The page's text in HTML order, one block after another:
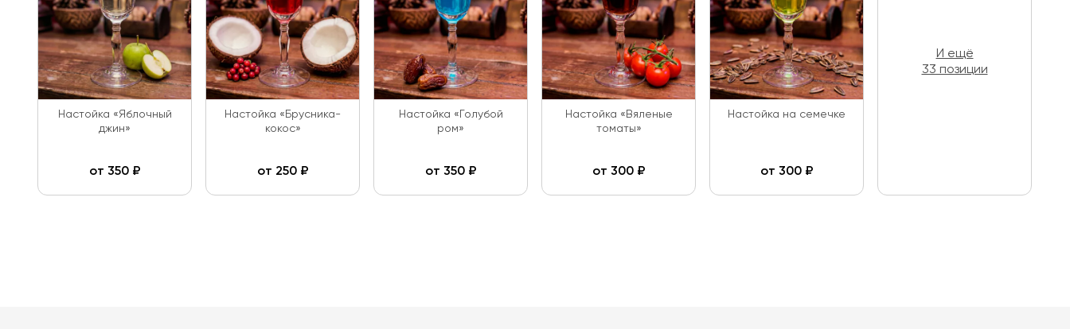
Настойка «Яблочный
джин»
от 350₽
Настойка «Брусника-
кокос»
от 250₽
Настойка «Голубой
ром»
от 350₽
Настойка «Вяленые
томаты»
от 300₽
Настойка на семечке
от 300₽
И ещё
33 позиции